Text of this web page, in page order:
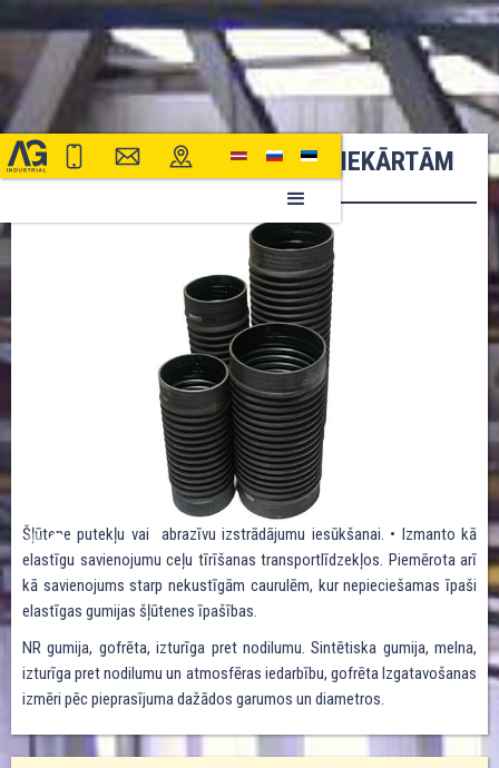
ŠĻŪTENES IELAS TĪRĪŠANAS IEKĀRTĀM
SLIDE 2 OF 2.
Šļūtene putekļu vai abrazīvu izstrādājumu iesūkšanai. • Izmanto kā
elastīgu savienojumu ceļu tīrīšanas transportlīdzekļos. Piemērota arī
kā savienojums starp nekustīgām caurulēm, kur nepieciešamas īpaši
elastīgas gumijas šļūtenes īpašības.
NR gumija, gofrēta, izturīga pret nodilumu. Sintētiska gumija, melna,
izturīga pret nodilumu un atmosfēras iedarbību, gofrēta Izgatavošanas
izmēri pēc pieprasījuma dažādos garumos un diametros.